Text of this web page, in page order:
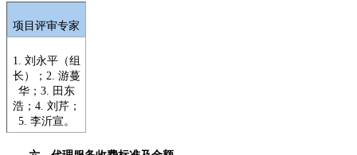
项目评审专家
1. 刘永平（组
长）；2. 游蔓
华；3.
田东
浩；4. 刘芹；
5. 李沂宣。